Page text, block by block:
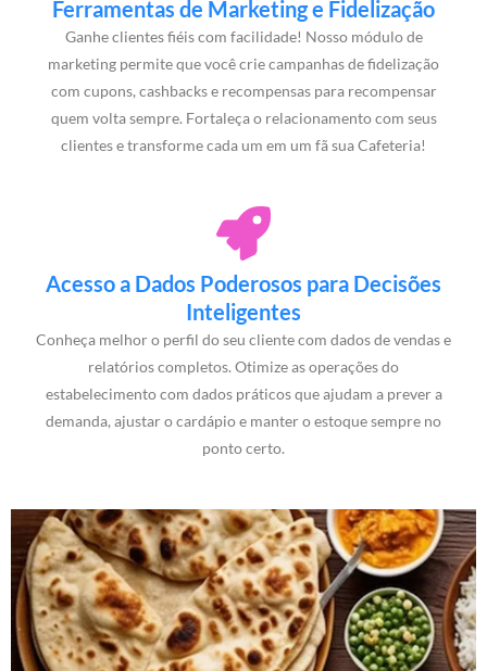
Ferramentas de Marketing e Fidelização
Ganhe clientes fiéis com facilidade! Nosso módulo de
marketing permite que você crie campanhas de fidelização
com cupons, cashbacks e recompensas para recompensar
quem volta sempre. Fortaleça o relacionamento com seus
clientes e transforme cada um em um fã sua Cafeteria!
Acesso a Dados Poderosos para Decisões
Inteligentes
Conheça melhor o perfil do seu cliente com dados de vendas e
relatórios completos. Otimize as operações do
estabelecimento com dados práticos que ajudam a prever a
demanda, ajustar o cardápio e manter o estoque sempre no
ponto certo.